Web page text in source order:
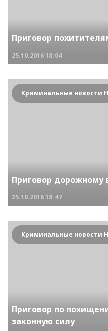
Приговор
25.10.201618:04
Приговор дорожному
25.10.201618:47
Приговор по
законную силу